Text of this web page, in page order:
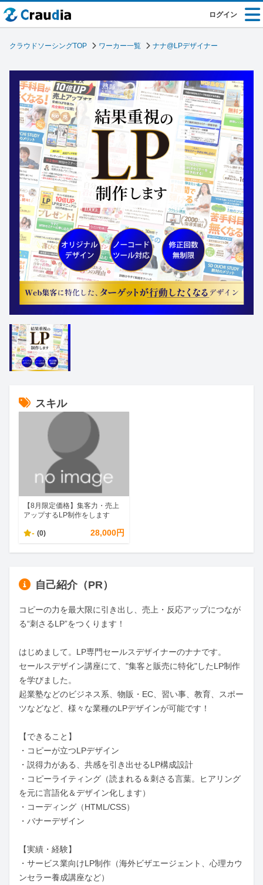
ログイン
クラウドソーシングTOP ワーカー一覧 ナナ@LPデザイナー
スキル
【8月限定価格】集客力・売上
アップするLP制作をします
- (0) 28,000円
自己紹介（PR）
コピーの力を最大限に引き出し、売上・反応アップにつなが
る“刺さるLP”をつくります！
はじめまして。LP専門セールスデザイナーのナナです。
セールスデザイン講座にて、"集客と販売に特化"したLP制作
を学びました。
起業塾などのビジネス系、物販・EC、習い事、教育、スポー
ツなどなど、様々な業種のLPデザインが可能です！
【できること】
・コピーが立つLPデザイン
・説得力がある、共感を引き出せるLP構成設計
・コピーライティング（読まれる＆刺さる言葉。ヒアリング
を元に言語化＆デザイン化します）
・コーディング（HTML/CSS）
・バナーデザイン
【実績・経験】
・サービス業向けLP制作（海外ビザエージェント、心理カウ
ンセラー養成講座など）